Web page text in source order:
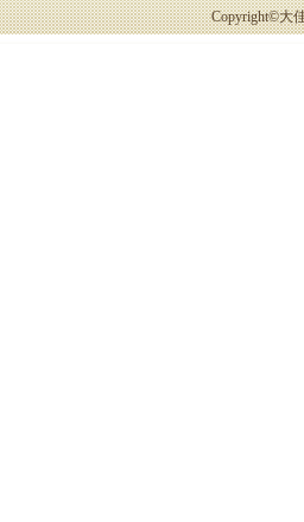
Copyright©大